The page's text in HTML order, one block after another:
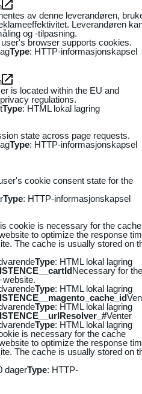
av denne leverandøren,
Leverandøren
og -tilpasning.
browser supports cookies.
Type: HTTP-informasjonskapsel
is located within the EU and
regulations.
Type: HTML lokal lagring
state across page requests.
Type: HTTP-informasjonskapsel
cookie consent state for the
Type: HTTP-informasjonskapsel
cookie is necessary for the cache
to optimize the response
The cache is usually stored on
Type: HTML lokal lagring
Necessary for the
website.
Type: HTML lokal lagring
Type: HTML lokal lagring
Venter
Type: HTML lokal lagring
is necessary for the cache
to optimize the response
The cache is usually stored on
dagerType: HTTP-